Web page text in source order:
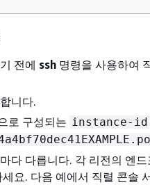
전에 ssh 명령을 사용하여
니다.
로 구성되는 instance-
다 다릅니다. 각 리전의 엔
요. 다음 예에서 직렬 콘솔